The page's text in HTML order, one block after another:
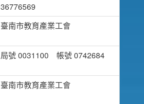
36776569
臺南市教育產業工會
局號 0031100 帳號 0742684
臺南市教育產業工會